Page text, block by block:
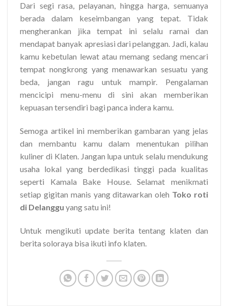
Dari segi rasa, pelayanan, hingga harga, semuanya
berada dalam keseimbangan yang tepat. Tidak
mengherankan jika tempat ini selalu ramai dan
mendapat banyak apresiasi dari pelanggan. Jadi, kalau
kamu kebetulan lewat atau memang sedang mencari
tempat nongkrong yang menawarkan sesuatu yang
beda, jangan ragu untuk mampir. Pengalaman
mencicipi menu-menu di sini akan memberikan
kepuasan tersendiri bagi panca indera kamu.
Semoga artikel ini memberikan gambaran yang jelas
dan membantu kamu dalam menentukan pilihan
kuliner di Klaten. Jangan lupa untuk selalu mendukung
usaha lokal yang berdedikasi tinggi pada kualitas
seperti Kamala Bake House. Selamat menikmati
setiap gigitan manis yang ditawarkan oleh Toko roti
di Delanggu yang satu ini!
Untuk mengikuti update berita tentang klaten dan
berita soloraya bisa ikuti info klaten.